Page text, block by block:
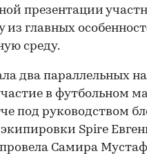
презентации
из главных
среду.
два параллельных
в футбольном
под руководством
экипировки Spire
Самира